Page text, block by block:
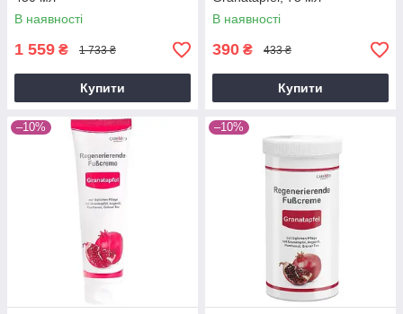
В наявності
1 559 ₴ 1 733 ₴
Купити
В наявності
390 ₴ 433 ₴
Купити
–10% –10%